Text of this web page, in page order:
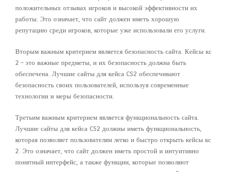
положительных отзывах игроков и высокой эффективности их
работы. Это означает, что сайт должен иметь хорошую
репутацию среди игроков, которые уже использовали его услуги.
Вторым важным критерием является безопасность сайта. Кейсы кс
2 – это важные предметы, и их безопасность должна быть
обеспечена. Лучшие сайты для кейса CS2 обеспечивают
безопасность своих пользователей, используя современные
технологии и меры безопасности.
Третьим важным критерием является функциональность сайта.
Лучшие сайты для кейса CS2 должны иметь функциональность,
которая позволяет пользователям легко и быстро открыть кейсы кс
2. Это означает, что сайт должен иметь простой и интуитивно
понятный интерфейс, а также функции, которые позволяют